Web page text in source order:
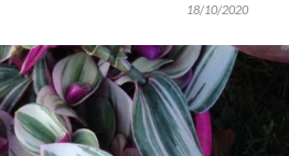
18/10/2020